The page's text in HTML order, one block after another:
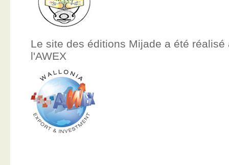
Le site des éditions Mijade a été réalisé
l'AWEX